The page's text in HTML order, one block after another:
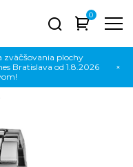
0
zväčšovania plochy
Bratislava od 1.8.2026
×